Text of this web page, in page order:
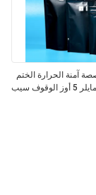
آمنة الحرارة الختم
أعلى الألومنيوم مايلر 5 أوز الوقوف سيب